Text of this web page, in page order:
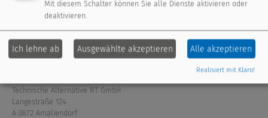
sensors accessories
Technische Alternative RT GmbH
Langestraße 124
A-3872 Amaliendorf
Mit diesem Schalter können Sie alle Dienste aktivieren oder
deaktivieren.
Ich lehne ab Ausgewählte akzeptieren Alle akzeptieren
Realisiert mit Klaro!